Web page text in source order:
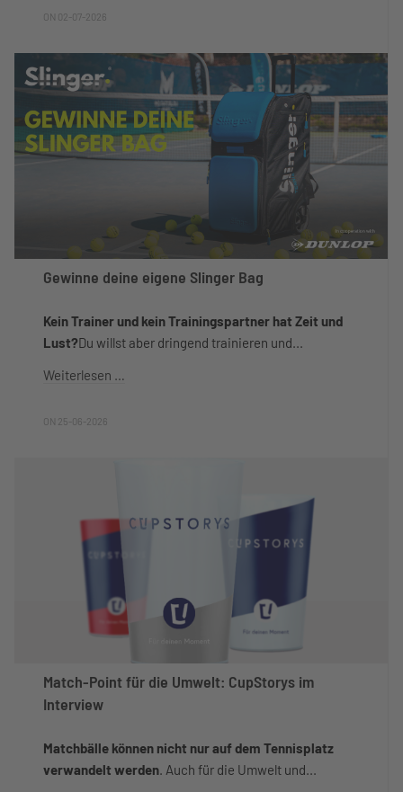
ON 02-07-2026
Gewinne deine eigene Slinger Bag
ON 25-06-2026
Kein Trainer und kein Trainingspartner hat Zeit und
Lust?Du willst aber dringend trainieren und...
Weiterlesen …
Match-Point für die Umwelt: CupStorys im
Interview
Matchbälle können nicht nur auf dem Tennisplatz
verwandelt werden. Auch für die Umwelt und...